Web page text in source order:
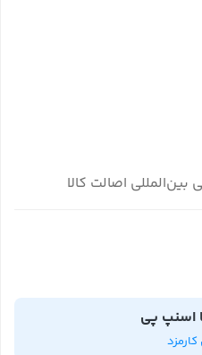
بین‌المللی اصالت کالا
اسنپ پی